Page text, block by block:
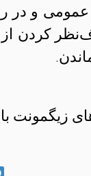
و در
کردن
زیگمونت